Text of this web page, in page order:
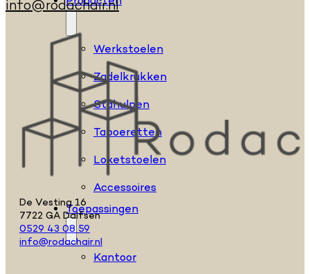
Werkstoelen
Zadelkrukken
Stahulpen
Taboeretten
Loketstoelen
Accessoires
Toepassingen
Kantoor
info@rodachair.nl
De Vesting 16
7722 GA Dalfsen
0529 43 08 59
info@rodachair.nl